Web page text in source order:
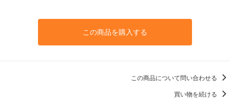
この商品を購入する
この商品について問い合わせる
買い物を続ける